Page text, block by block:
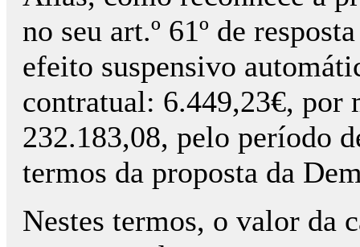
no seu art.º 61º de
efeito suspensivo
contratual: 6.449,23€, por
232.183,08, pelo período
termos da proposta da
Nestes termos, o valor da